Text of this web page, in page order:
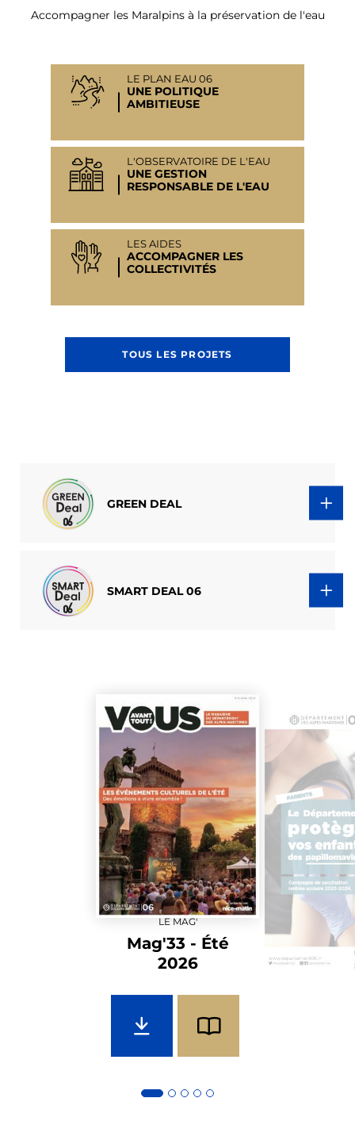
LE PLAN EAU 06
UNE POLITIQUE
AMBITIEUSE
L'OBSERVATOIRE DE L'EAU
UNE GESTION
RESPONSABLE DE L'EAU
LES AIDES
ACCOMPAGNER LES
COLLECTIVITÉS
Accompagner les Maralpins à la préservation de l'eau
TOUS LES PROJETS
GREEN DEAL
SMART DEAL 06
LE MAG'
Mag'33 - Été
2026